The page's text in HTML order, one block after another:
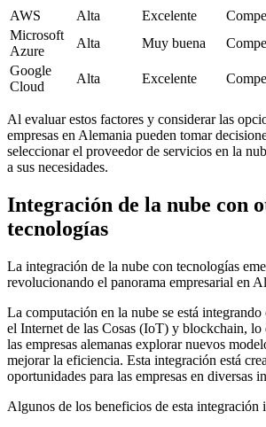
AWS Alta Excelente
Microsoft
Azure
Alta Muy buena
Google
Cloud
Alta Excelente
Al evaluar estos factores y considerar las
empresas en Alemania pueden tomar
seleccionar el proveedor de servicios en la
a sus necesidades.
Integración de la nube con
tecnologías
La integración de la nube con tecnologías
revolucionando el panorama empresarial en
La computación en la nube se está
el Internet de las Cosas (IoT) y blockchain, lo
las empresas alemanas explorar nuevos
mejorar la eficiencia. Esta integración está
oportunidades para las empresas en diversas
Algunos de los beneficios de esta integración